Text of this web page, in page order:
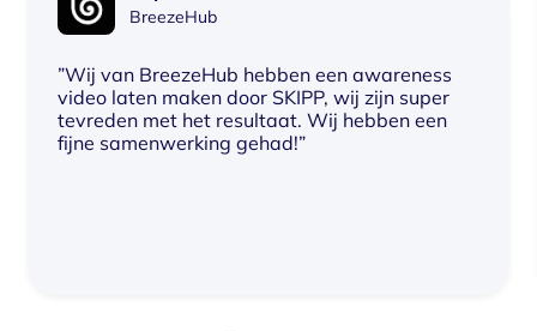
BreezeHub
”Wij van BreezeHub hebben een awareness
video laten maken door SKIPP, wij zijn super
tevreden met het resultaat. Wij hebben een
fijne samenwerking gehad!”